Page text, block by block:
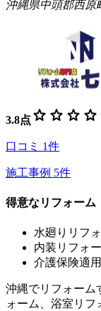
沖縄県中頭郡西原
3.8点 star star star star
口コミ 1件
施工事例 5件
得意なリフォーム
水廻りリフ
内装リフォ
介護保険適
沖縄でリフォーム
ォーム、浴室リ